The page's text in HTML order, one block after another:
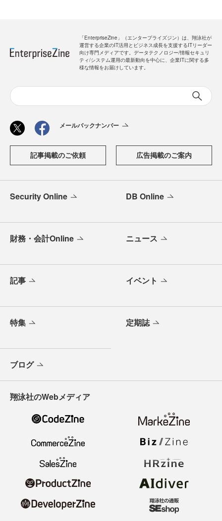
「EnterpriseZine」（エンタープライズジン）は、翔泳社が
運営する企業のIT活用とビジネス成長を支援するITリーダー
向け専門メディアです。データテクノロジー/情報セキュリ
ティ/システム運用の最新動向を中心に、企業ITに関する多
様な情報をお届けしています。
メールバックナンバー
記事掲載のご依頼 広告掲載のご案内
Security Online DB Online
財務・会計Online ニュース
記事 イベント
特集 定期誌
ブログ
翔泳社のWebメディア